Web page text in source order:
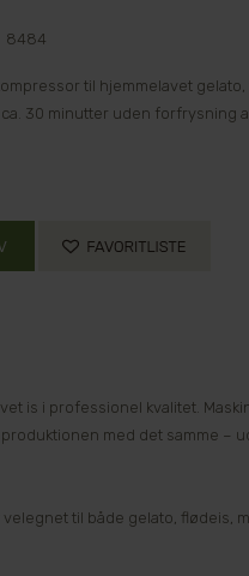
8484
til hjemmelavet
30 minutter uden forfrysning
is i professionel kvalitet.
med det samme –
til både gelato, flødeis,